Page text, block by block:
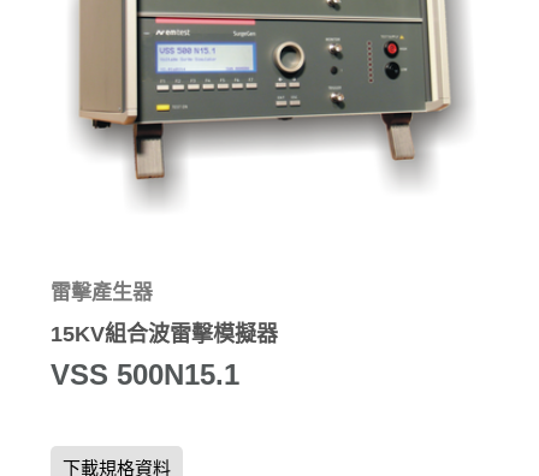
雷擊產生器
15KV組合波雷擊模擬器
VSS 500N15.1
下載規格資料